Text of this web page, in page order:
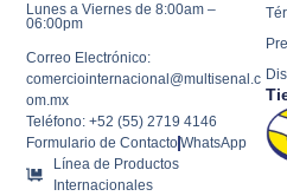
Lunes a Viernes de 8:00am –
06:00pm
Correo Electrónico:
comerciointernacional@multisenal.c
om.mx
Teléfono: +52 (55) 2719 4146
Formulario de ContactoWhatsApp
Línea de Productos
Internacionales